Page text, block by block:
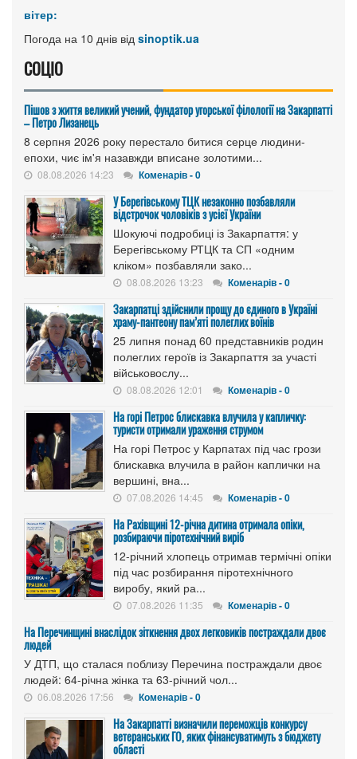
вітер:
Погода на 10 днів від sinoptik.ua
СОЦІО
Пішов з життя великий учений, фундатор угорської філології на Закарпатті
– Петро Лизанець
8 серпня 2026 року перестало битися серце людини-
епохи, чиє ім'я назавжди вписане золотими...
08.08.2026 14:23 Коменарів - 0
У Берегівському ТЦК незаконно позбавляли
відстрочок чоловіків з усієї України
Шокуючі подробиці із Закарпаття: у
Берегівському РТЦК та СП «одним
кліком» позбавляли зако...
08.08.2026 13:23 Коменарів - 0
Закарпатці здійснили прощу до єдиного в Україні
храму-пантеону пам’яті полеглих воїнів
25 липня понад 60 представників родин
полеглих героїв із Закарпаття за участі
військовослу...
08.08.2026 12:01 Коменарів - 0
На горі Петрос блискавка влучила у капличку:
туристи отримали ураження струмом
На горі Петрос у Карпатах під час грози
блискавка влучила в район каплички на
вершині, вна...
07.08.2026 14:45 Коменарів - 0
На Рахівщині 12-річна дитина отримала опіки,
розбираючи піротехнічний виріб
12-річний хлопець отримав термічні опіки
під час розбирання піротехнічного
виробу, який ра...
07.08.2026 11:35 Коменарів - 0
На Перечинщині внаслідок зіткнення двох легковиків постраждали двоє
людей
У ДТП, що сталася поблизу Перечина постраждали двоє
людей: 64-річна жінка та 63-річний чол...
06.08.2026 17:56 Коменарів - 0
На Закарпатті визначили переможців конкурсу
ветеранських ГО, яких фінансуватимуть з бюджету
області